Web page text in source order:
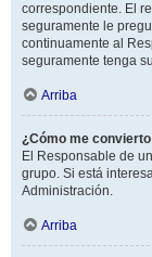
correspondiente. El
seguramente le
continuamente al
seguramente tenga
Arriba
¿Cómo me
El Responsable de
grupo. Si está
Administración.
Arriba